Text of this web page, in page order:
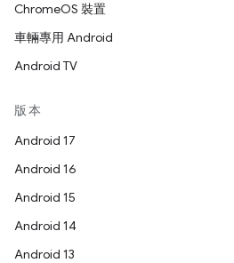
ChromeOS 裝置
車輛專用 Android
Android TV
版本
Android 17
Android 16
Android 15
Android 14
Android 13